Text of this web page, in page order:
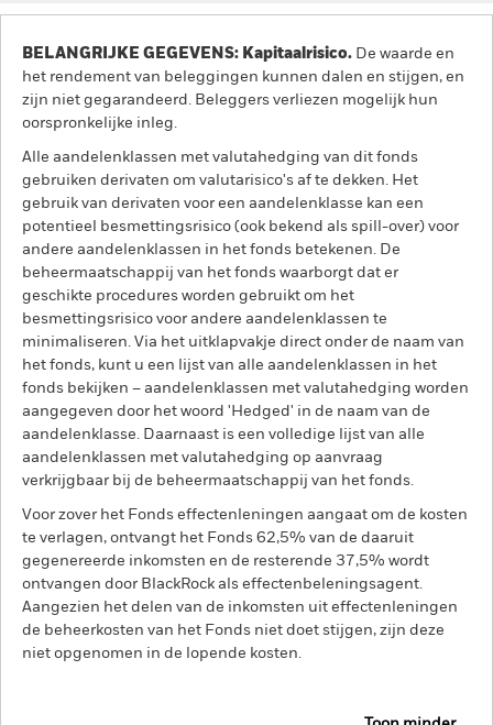
BELANGRIJKE GEGEVENS: Kapitaalrisico. De waarde en
het rendement van beleggingen kunnen dalen en stijgen, en
zijn niet gegarandeerd. Beleggers verliezen mogelijk hun
oorspronkelijke inleg.
Alle aandelenklassen met valutahedging van dit fonds
gebruiken derivaten om valutarisico's af te dekken. Het
gebruik van derivaten voor een aandelenklasse kan een
potentieel besmettingsrisico (ook bekend als spill-over) voor
andere aandelenklassen in het fonds betekenen. De
beheermaatschappij van het fonds waarborgt dat er
geschikte procedures worden gebruikt om het
besmettingsrisico voor andere aandelenklassen te
minimaliseren. Via het uitklapvakje direct onder de naam van
het fonds, kunt u een lijst van alle aandelenklassen in het
fonds bekijken – aandelenklassen met valutahedging worden
aangegeven door het woord 'Hedged' in de naam van de
aandelenklasse. Daarnaast is een volledige lijst van alle
aandelenklassen met valutahedging op aanvraag
verkrijgbaar bij de beheermaatschappij van het fonds.
Voor zover het Fonds effectenleningen aangaat om de kosten
te verlagen, ontvangt het Fonds 62,5% van de daaruit
gegenereerde inkomsten en de resterende 37,5% wordt
ontvangen door BlackRock als effectenbeleningsagent.
Aangezien het delen van de inkomsten uit effectenleningen
de beheerkosten van het Fonds niet doet stijgen, zijn deze
niet opgenomen in de lopende kosten.